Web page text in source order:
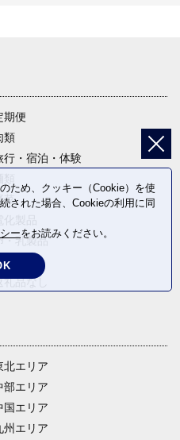
期便
類
行・宿泊・体験
菜
・乳製品
・穀物
礼品なし
北エリア
部エリア
国エリア
州エリア
ため、クッキー（Cookie）を使
された場合、Cookieの利用に同
ーをお読みください。